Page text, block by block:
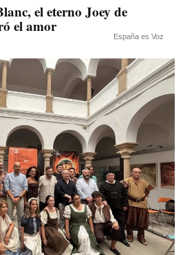
el eterno Joey de
el amor
España es Voz